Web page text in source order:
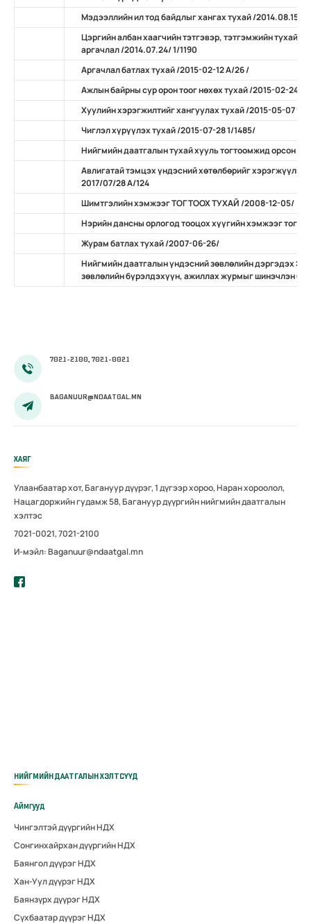
Мэдээллийн ил тод байдлыг хангах тухай /2014.08.15
Цэргийн албан хаагчийн тэтгэвэр, тэтгэмжийн тухай
аргачлал /2014.07.24/ 1/1190
Аргачлал батлах тухай /2015-02-12 А/26 /
Ажлын байрны сур орон тоог нөхөх тухай /2015-02-24 А/
Хуулийн хэрэгжилтийг хангуулах тухай /2015-05-07 11/
Чиглэл хүрүүлэх тухай /2015-07-28 1/1485/
Нийгмийн даатгалын тухай хууль тогтоомжид орсон
Авлигатай тэмцэх үндэсний хөтөлбөрийг хэрэгжүүлэх
2017/07/28 А/124
Шимтгэлийн хэмжээг ТОГТООХ ТУХАЙ /2008-12-05/
Нэрийн дансны орлогод тооцох хүүгийн хэмжээг
Журам батлах тухай /2007-06-26/
Нийгмийн даатгалын үндэсний зөвлөлийн дэргэдэх
зөвлөлийн бүрэлдэхүүн, ажиллах журмыг шинэчлэн
7021-2100, 7021-0021
BAGANUUR@NDAATGAL.MN
ХАЯГ
Улаанбаатар хот, Багануур дүүрэг, 1 дүгээр хороо, Наран хороолол,
Нацагдоржийн гудамж 58, Багануур дүүргийн нийгмийн даатгалын
хэлтэс
7021-0021, 7021-2100
И-мэйл: Baganuur@ndaatgal.mn
НИЙГМИЙН ДААТГАЛЫН ХЭЛТСҮҮД
Аймгууд
Чингэлтэй дүүргийн НДХ
Сонгинхайрхан дүүргийн НДХ
Баянгол дүүрэг НДХ
Хан-Уул дүүрэг НДХ
Баянзүрх дүүрэг НДХ
Сүхбаатар дүүрэг НДХ